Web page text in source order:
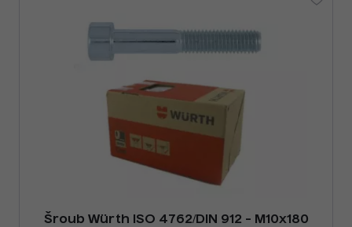
Šroub Würth ISO 4762/DIN 912 - M10x180